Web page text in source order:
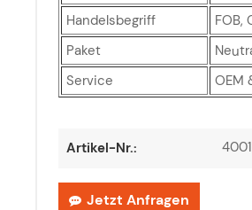
Handelsbegriff
FOB,
Paket
Service
OEM
Artikel-Nr.:
Jetzt Anfragen